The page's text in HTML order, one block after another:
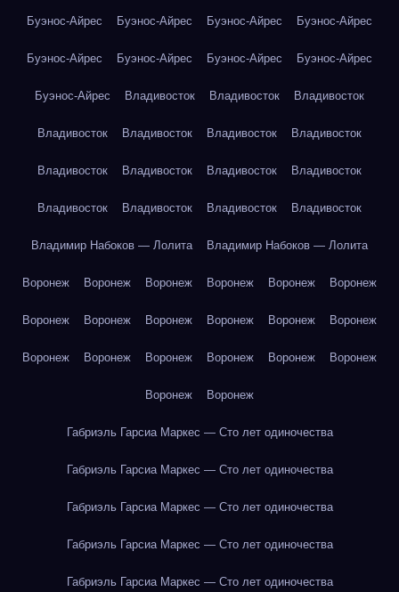
Буэнос-Айрес Буэнос-Айрес Буэнос-Айрес Буэнос-Айрес
Буэнос-Айрес Буэнос-Айрес Буэнос-Айрес Буэнос-Айрес
Буэнос-Айрес Владивосток Владивосток Владивосток
Владивосток Владивосток Владивосток Владивосток
Владивосток Владивосток Владивосток Владивосток
Владивосток Владивосток Владивосток Владивосток
Владимир Набоков — Лолита Владимир Набоков — Лолита
Воронеж Воронеж Воронеж Воронеж Воронеж Воронеж
Воронеж Воронеж Воронеж Воронеж Воронеж Воронеж
Воронеж Воронеж Воронеж Воронеж Воронеж Воронеж
Воронеж Воронеж
Габриэль Гарсиа Маркес — Сто лет одиночества
Габриэль Гарсиа Маркес — Сто лет одиночества
Габриэль Гарсиа Маркес — Сто лет одиночества
Габриэль Гарсиа Маркес — Сто лет одиночества
Габриэль Гарсиа Маркес — Сто лет одиночества